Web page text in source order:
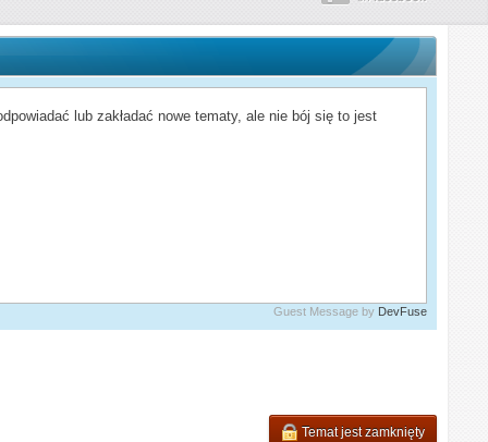
lub zakładać nowe tematy, ale nie bój się to jest
Guest Message by DevFuse
Temat jest zamknięty